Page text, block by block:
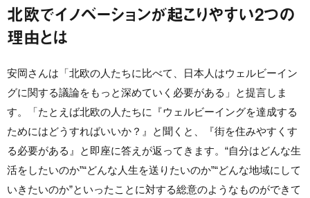
北欧でイノベーションが起こりやすい2つの
理由とは
安岡さんは「北欧の人たちに比べて、日本人はウェルビーイン
グに関する議論をもっと深めていく必要がある」と提言しま
す。「たとえば北欧の人たちに『ウェルビーイングを達成する
ためにはどうすればいいか？』と聞くと、『街を住みやすくす
る必要がある』と即座に答えが返ってきます。“自分はどんな生
活をしたいのか”“どんな人生を送りたいのか”“どんな地域にして
いきたいのか”といったことに対する総意のようなものができて